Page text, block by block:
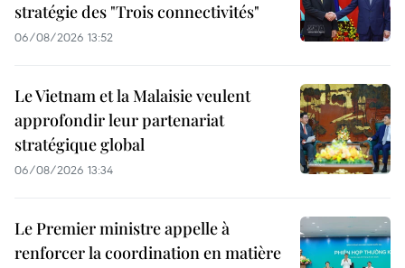
stratégie des "Trois connectivités"
06/08/2026 13:52
Le Vietnam et la Malaisie veulent
approfondir leur partenariat
stratégique global
06/08/2026 13:34
Le Premier ministre appelle à
renforcer la coordination en matière